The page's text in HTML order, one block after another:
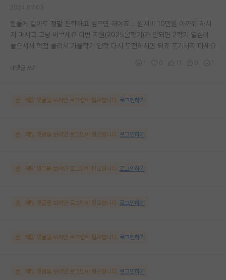
힘들거 같아도 정말 진학하고 싶으면 해야죠... 원서비 10만원 아까워 하시
지 마시고 그냥 써보세요 이번 지원(2025봄학기)가 안되면 2학기 열심히
들으셔서 학점 올려서 가을학기 입학 다시 도전하시면 되죠 포기하지 마세요
대댓글 쓰기
해당 댓글을 보려면 로그인이 필요합니다. 로그인하기
해당 댓글을 보려면 로그인이 필요합니다. 로그인하기
해당 댓글을 보려면 로그인이 필요합니다. 로그인하기
해당 댓글을 보려면 로그인이 필요합니다. 로그인하기
해당 댓글을 보려면 로그인이 필요합니다. 로그인하기
해당 댓글을 보려면 로그인이 필요합니다. 로그인하기